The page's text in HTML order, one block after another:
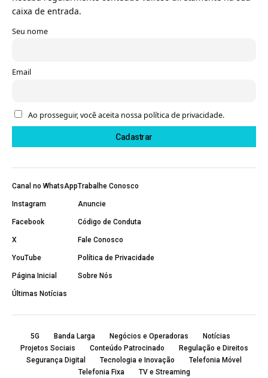
caixa de entrada.
Seu nome
Email
Ao prosseguir, você aceita nossa política de privacidade.
Canal no WhatsApp
Instagram
Facebook
X
YouTube
Página Inicial
Últimas Notícias
Trabalhe Conosco
Anuncie
Código de Conduta
Fale Conosco
Política de Privacidade
Sobre Nós
5G Banda Larga Negócios e Operadoras
Notícias
Projetos Sociais
Conteúdo Patrocinado
Regulação e Direitos
Segurança Digital
Tecnologia e Inovação
Telefonia Móvel
Telefonia Fixa
TV e Streaming